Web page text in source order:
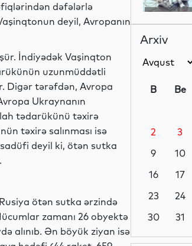
dəfələrlə
deyil, Avropanın
İndiyədək Vaşinqton
uzunmüddətli
Digər tərəfdən, Avropa
Ukraynanın
tədarükünü təxirə
təxirə salınması isə
deyil ki, ötən sutka
ötən sutka ərzində
zamanı 26 obyektə
alınıb. Ən böyük ziyan isə
Dünya
Dünya
Dünya
Arxiv
B Be
2
3
9
10
16
17
23
24
30
31